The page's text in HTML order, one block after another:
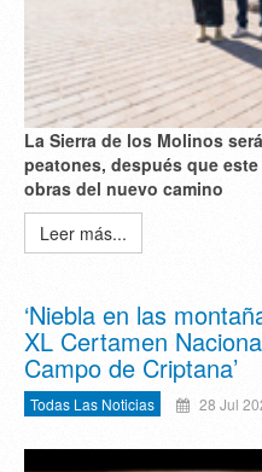
La Sierra de los Molinos
peatones, después que
obras del nuevo camino
Leer más...
‘Niebla en las
XL Certamen
Campo de Criptana’
Todas Las Noticias 28 Jul